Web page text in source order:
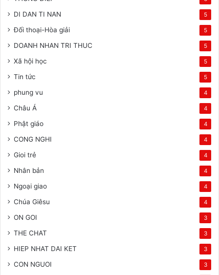
DI DAN TI NAN 5
Đối thoại-Hòa giải 5
DOANH NHAN TRI THUC 5
Xã hội học 5
Tin tức 5
phung vu 4
Châu Á 4
Phật giáo 4
CONG NGHI 4
Gioi trẻ 4
Nhân bản 4
Ngoại giao 4
Chúa Giêsu 4
ON GOI 3
THE CHAT 3
HIEP NHAT DAI KET 3
CON NGUOI 3